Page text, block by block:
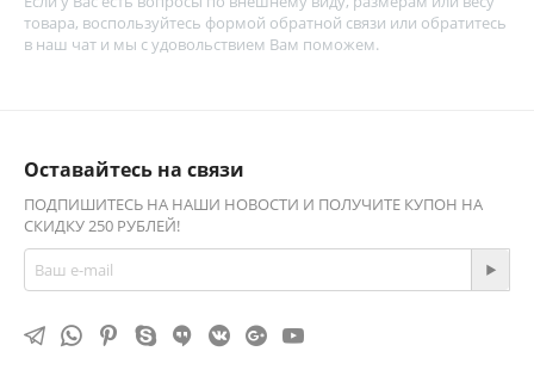
товара, воспользуйтесь формой обратной связи или обратитесь
в наш чат и мы с удовольствием Вам поможем.
Оставайтесь на связи
ПОДПИШИТЕСЬ НА НАШИ НОВОСТИ И ПОЛУЧИТЕ КУПОН НА
СКИДКУ 250 РУБЛЕЙ!